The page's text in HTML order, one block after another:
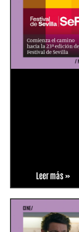
Leer más »